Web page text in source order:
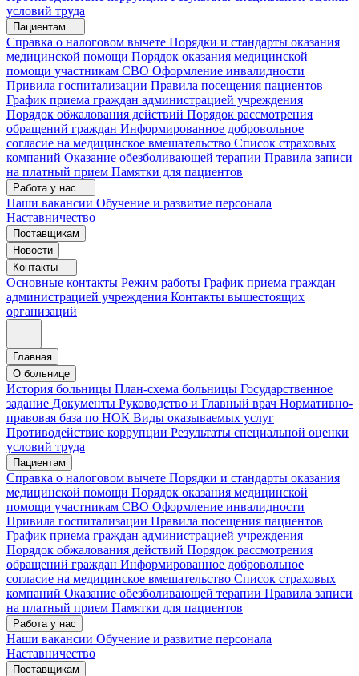
условий труда
Пациентам
Справка о налоговом вычете Порядки и стандарты оказания
медицинской помощи Порядок оказания медицинской
помощи участникам СВО Оформление инвалидности
Привила госпитализации Правила посещения пациентов
График приема граждан администрацией учреждения
Порядок обжалования действий Порядок рассмотрения
обращений граждан Информированное добровольное
согласие на медицинское вмешательство Список страховых
компаний Оказание обезболивающей терапии Правила записи
на платный прием Памятки для пациентов
Работа у нас
Наши вакансии Обучение и развитие персонала
Наставничество
Поставщикам
Новости
Контакты
Основные контакты Режим работы График приема граждан
администрацией учреждения Контакты вышестоящих
организаций
Главная
О больнице
История больницы План-схема больницы Государственное
задание Документы Руководство и Главный врач Нормативно-
правовая база по НОК Виды оказываемых услуг
Противодействие коррупции Результаты специальной оценки
условий труда
Пациентам
Справка о налоговом вычете Порядки и стандарты оказания
медицинской помощи Порядок оказания медицинской
помощи участникам СВО Оформление инвалидности
Привила госпитализации Правила посещения пациентов
График приема граждан администрацией учреждения
Порядок обжалования действий Порядок рассмотрения
обращений граждан Информированное добровольное
согласие на медицинское вмешательство Список страховых
компаний Оказание обезболивающей терапии Правила записи
на платный прием Памятки для пациентов
Работа у нас
Наши вакансии Обучение и развитие персонала
Наставничество
Поставщикам